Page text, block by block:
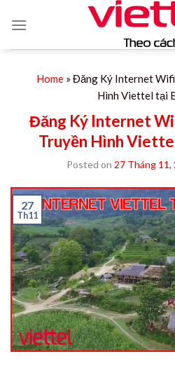
Home » Đăng Ký Internet Wifi
Hình Viettel tại
Đăng Ký Internet
Truyền Hình
Posted on 27 Tháng 11,
27
Th11